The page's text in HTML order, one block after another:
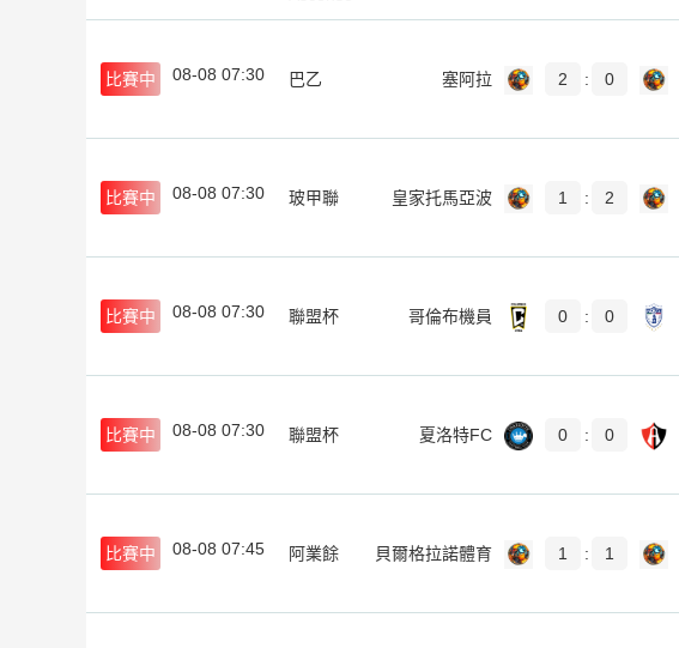
比賽中 08-08 07:30 巴乙 塞阿拉 2 : 0
比賽中 08-08 07:30 玻甲聯 皇家托馬亞波 1 : 2
比賽中 08-08 07:30 聯盟杯 哥倫布機員 0 : 0
比賽中 08-08 07:30 聯盟杯 夏洛特FC 0 : 0
比賽中 08-08 07:45 阿業餘 貝爾格拉諾體育 1 : 1